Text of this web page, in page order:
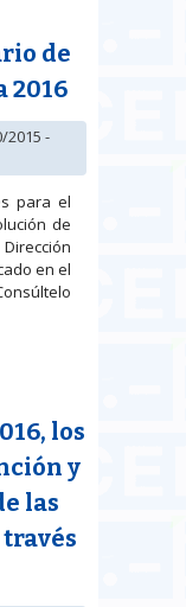
La Ley
de
2016
2015 -
para el
de
en el
los
y
las